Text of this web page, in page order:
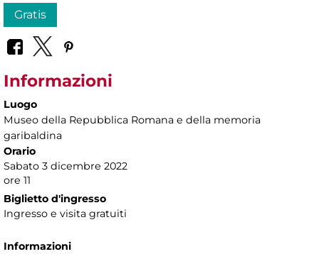
Gratis
Informazioni
Luogo
Museo della Repubblica Romana e della memoria
garibaldina
Orario
Sabato 3 dicembre 2022
ore 11
Biglietto d'ingresso
Ingresso e visita gratuiti
Informazioni